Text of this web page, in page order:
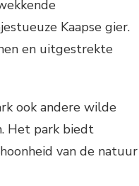
Kaapse gier.
en uitgestrekte
ook andere wilde
Het park biedt
van de natuur